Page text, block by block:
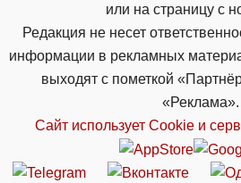
или на страницу с
Редакция не несет
информации в рекламных
выходят с пометкой
«Реклама».
Сайт использует Cookie и